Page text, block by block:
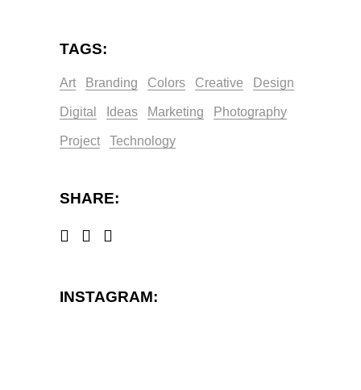
TAGS:
Art Branding Colors Creative Design
Digital Ideas Marketing Photography
Project Technology
SHARE:
INSTAGRAM: